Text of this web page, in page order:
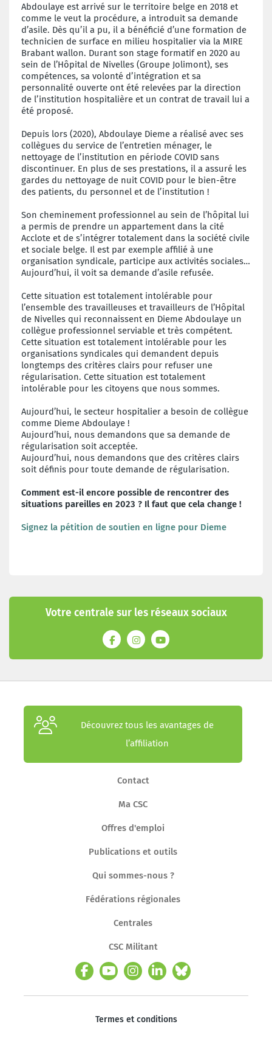
Abdoulaye est arrivé sur le territoire belge en 2018 et
comme le veut la procédure, a introduit sa demande
d’asile. Dès qu’il a pu, il a bénéficié d’une formation de
technicien de surface en milieu hospitalier via la MIRE
Brabant wallon. Durant son stage formatif en 2020 au
sein de l’Hôpital de Nivelles (Groupe Jolimont), ses
compétences, sa volonté d’intégration et sa
personnalité ouverte ont été relevées par la direction
de l’institution hospitalière et un contrat de travail lui a
été proposé.
Depuis lors (2020), Abdoulaye Dieme a réalisé avec ses
collègues du service de l’entretien ménager, le
nettoyage de l’institution en période COVID sans
discontinuer. En plus de ses prestations, il a assuré les
gardes du nettoyage de nuit COVID pour le bien-être
des patients, du personnel et de l’institution !
Son cheminement professionnel au sein de l’hôpital lui
a permis de prendre un appartement dans la cité
Acclote et de s’intégrer totalement dans la société civile
et sociale belge. Il est par exemple affilié à une
organisation syndicale, participe aux activités sociales…
Aujourd’hui, il voit sa demande d’asile refusée.
Cette situation est totalement intolérable pour
l’ensemble des travailleuses et travailleurs de l’Hôpital
de Nivelles qui reconnaissent en Dieme Abdoulaye un
collègue professionnel serviable et très compétent.
Cette situation est totalement intolérable pour les
organisations syndicales qui demandent depuis
longtemps des critères clairs pour refuser une
régularisation. Cette situation est totalement
intolérable pour les citoyens que nous sommes.
Aujourd’hui, le secteur hospitalier a besoin de collègue
comme Dieme Abdoulaye !
Aujourd’hui, nous demandons que sa demande de
régularisation soit acceptée.
Aujourd’hui, nous demandons que des critères clairs
soit définis pour toute demande de régularisation.
Comment est-il encore possible de rencontrer des
situations pareilles en 2023 ? Il faut que cela change !
Signez la pétition de soutien en ligne pour Dieme
Votre centrale sur les réseaux sociaux
Découvrez tous les avantages de
l’affiliation
Contact
Ma CSC
Offres d'emploi
Publications et outils
Qui sommes-nous ?
Fédérations régionales
Centrales
CSC Militant
Termes et conditions